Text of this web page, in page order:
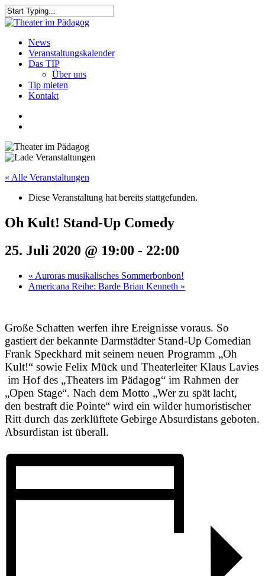
Skip
to
content
Close
search
Menu
News
Veranstaltungskalender
Das TIP
Über uns
Tip mieten
Kontakt
« Alle Veranstaltungen
Diese Veranstaltung hat bereits stattgefunden.
Oh Kult! Stand-Up Comedy
25. Juli 2020 @ 19:00 - 22:00
« Auroras musikalisches Sommerbonbon!
Americana Reihe: Barde Brian Kenneth »
Große Schatten werfen ihre Ereignisse voraus. So
gastiert der bekannte Darmstädter Stand-Up Comedian
Frank Speckhard mit seinem neuen Programm „Oh
Kult!“ sowie Felix Mück und Theaterleiter Klaus Lavies
im Hof des „Theaters im Pädagog“ im Rahmen der
„Open Stage“. Nach dem Motto „Wer zu spät lacht,
den bestraft die Pointe“ wird ein wilder humoristischer
Ritt durch das zerklüftete Gebirge Absurdistans geboten.
Absurdistan ist überall.